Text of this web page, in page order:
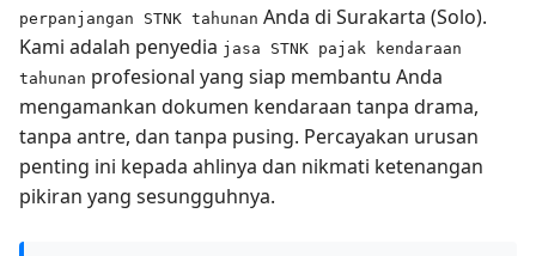
perpanjangan STNK tahunan Anda di Surakarta (Solo).
Kami adalah penyedia jasa STNK pajak kendaraan
tahunan profesional yang siap membantu Anda
mengamankan dokumen kendaraan tanpa drama,
tanpa antre, dan tanpa pusing. Percayakan urusan
penting ini kepada ahlinya dan nikmati ketenangan
pikiran yang sesungguhnya.